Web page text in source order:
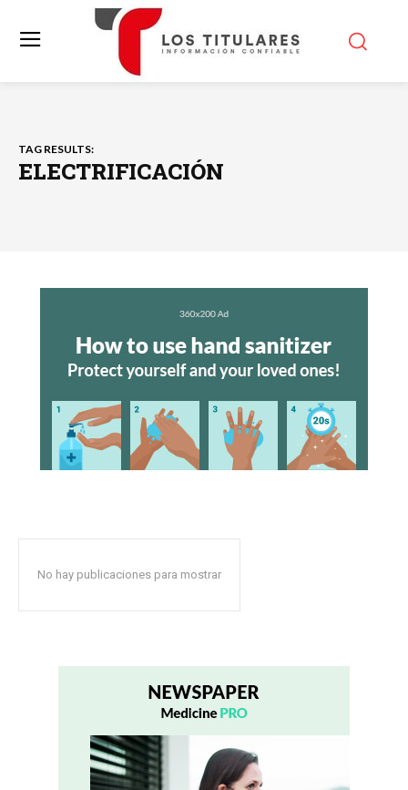
TAG RESULTS:
ELECTRIFICACIÓN
No hay publicaciones para mostrar